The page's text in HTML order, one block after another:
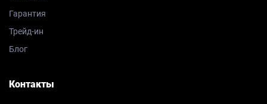
Гарантия
Трейд-ин
Блог
Контакты